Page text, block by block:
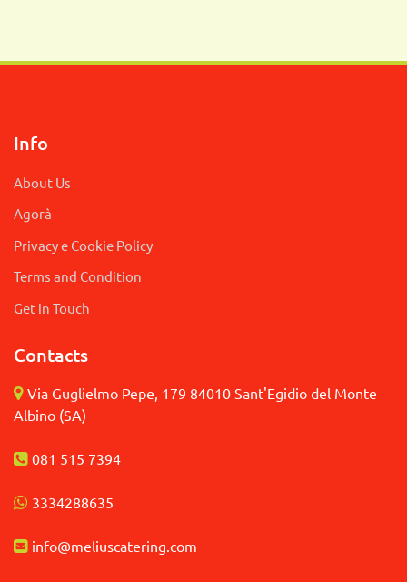
Info
About Us
Agorà
Privacy e Cookie Policy
Terms and Condition
Get in Touch
Contacts
Via Guglielmo Pepe, 179 84010 Sant'Egidio del Monte
Albino (SA)
081 515 7394
3334288635
info@meliuscatering. com